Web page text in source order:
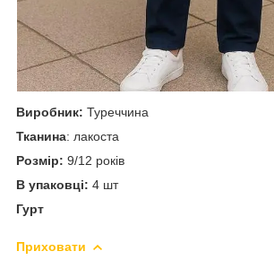
Виробник: Туреччина
Тканина: лакоста
Розмір: 9/12 років
В упаковці: 4 шт
Гурт
Приховати